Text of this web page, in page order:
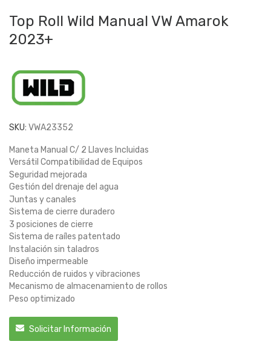
Top Roll Wild Manual VW Amarok
2023+
SKU: VWA23352
Maneta Manual C/ 2 Llaves Incluidas
Versátil Compatibilidad de Equipos
Seguridad mejorada
Gestión del drenaje del agua
Juntas y canales
Sistema de cierre duradero
3 posiciones de cierre
Sistema de raíles patentado
Instalación sin taladros
Diseño impermeable
Reducción de ruidos y vibraciones
Mecanismo de almacenamiento de rollos
Peso optimizado
Solicitar Información